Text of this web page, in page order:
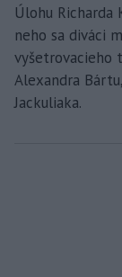
Úlohu Richarda
neho sa diváci
vyšetrovacieho
Alexandra
Jackuliaka.